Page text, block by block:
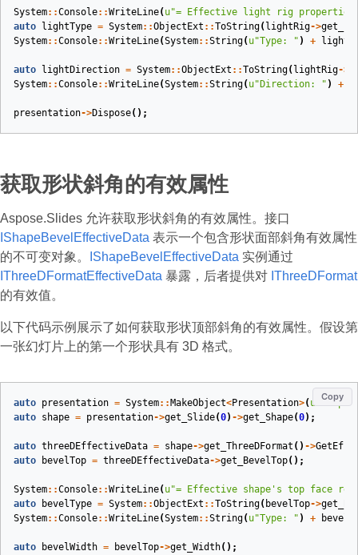
System::Console::WriteLine( u"= Effective light rig properties
auto
lightType = System::ObjectExt ::ToString( lightRig->
System::Console::WriteLine(System::String( u"Type: " ) +
auto lightDirection = System::ObjectExt ::ToString( lightRig->
System::Console::WriteLine(System::String( u"Direction: " ) +
presentation->Dispose();
获取形状斜角的有效属性
Aspose.Slides 允许获取形状斜角的有效属性。接口
IShapeBevelEffectiveData 表示一个包含形状面部斜角有效属性
的不可变对象。
IShapeBevelEffectiveData 实例通过
IThreeDFormatEffectiveData 暴露，后者提供对 IThreeDFormat
的有效值。
以下代码示例展示了如何获取形状顶部斜角的有效属性。假设第
一张幻灯片上的第一个形状具有 3D 格式。
Copy
auto presentation = System:: MakeObject<Presentation>( u
auto shape = presentation->get_Slide(0) ->get_Shape(0);
auto threeDEffectiveData = shape->get_ThreeDFormat () ->
auto
bevelTop = threeDEffectiveData->get_BevelTop();
System::Console::WriteLine( u"= Effective shape's top face
auto
bevelType = System::ObjectExt ::ToString( bevelTop->
System::Console::WriteLine(System::String( u"Type: " ) +
auto bevelWidth = bevelTop->get_Width();